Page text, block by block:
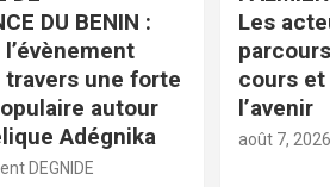
DU BENIN :
travers une forte
autour
Adégnika
DEGNIDE
Les
cours
l’avenir
août 7, 2026